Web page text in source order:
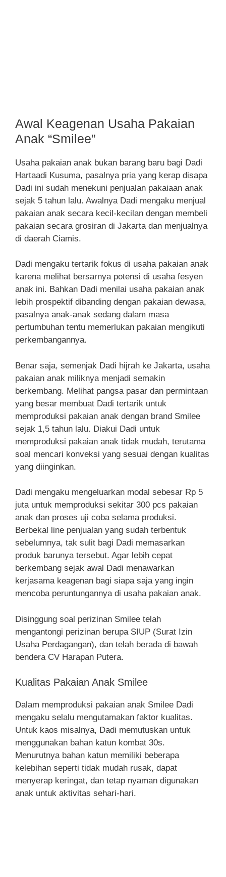
Awal Keagenan Usaha Pakaian
Anak “Smilee”
Usaha pakaian anak bukan barang baru bagi Dadi
Hartaadi Kusuma, pasalnya pria yang kerap disapa
Dadi ini sudah menekuni penjualan pakaiaan anak
sejak 5 tahun lalu. Awalnya Dadi mengaku menjual
pakaian anak secara kecil-kecilan dengan membeli
pakaian secara grosiran di Jakarta dan menjualnya
di daerah Ciamis.
Dadi mengaku tertarik fokus di usaha pakaian anak
karena melihat bersarnya potensi di usaha fesyen
anak ini. Bahkan Dadi menilai usaha pakaian anak
lebih prospektif dibanding dengan pakaian dewasa,
pasalnya anak-anak sedang dalam masa
pertumbuhan tentu memerlukan pakaian mengikuti
perkembangannya.
Benar saja, semenjak Dadi hijrah ke Jakarta, usaha
pakaian anak miliknya menjadi semakin
berkembang. Melihat pangsa pasar dan permintaan
yang besar membuat Dadi tertarik untuk
memproduksi pakaian anak dengan brand Smilee
sejak 1,5 tahun lalu. Diakui Dadi untuk
memproduksi pakaian anak tidak mudah, terutama
soal mencari konveksi yang sesuai dengan kualitas
yang diinginkan.
Dadi mengaku mengeluarkan modal sebesar Rp 5
juta untuk memproduksi sekitar 300 pcs pakaian
anak dan proses uji coba selama produksi.
Berbekal line penjualan yang sudah terbentuk
sebelumnya, tak sulit bagi Dadi memasarkan
produk barunya tersebut. Agar lebih cepat
berkembang sejak awal Dadi menawarkan
kerjasama keagenan bagi siapa saja yang ingin
mencoba peruntungannya di usaha pakaian anak.
Disinggung soal perizinan Smilee telah
mengantongi perizinan berupa SIUP (Surat Izin
Usaha Perdagangan), dan telah berada di bawah
bendera CV Harapan Putera.
Kualitas Pakaian Anak Smilee
Dalam memproduksi pakaian anak Smilee Dadi
mengaku selalu mengutamakan faktor kualitas.
Untuk kaos misalnya, Dadi memutuskan untuk
menggunakan bahan katun kombat 30s.
Menurutnya bahan katun memiliki beberapa
kelebihan seperti tidak mudah rusak, dapat
menyerap keringat, dan tetap nyaman digunakan
anak untuk aktivitas sehari-hari.